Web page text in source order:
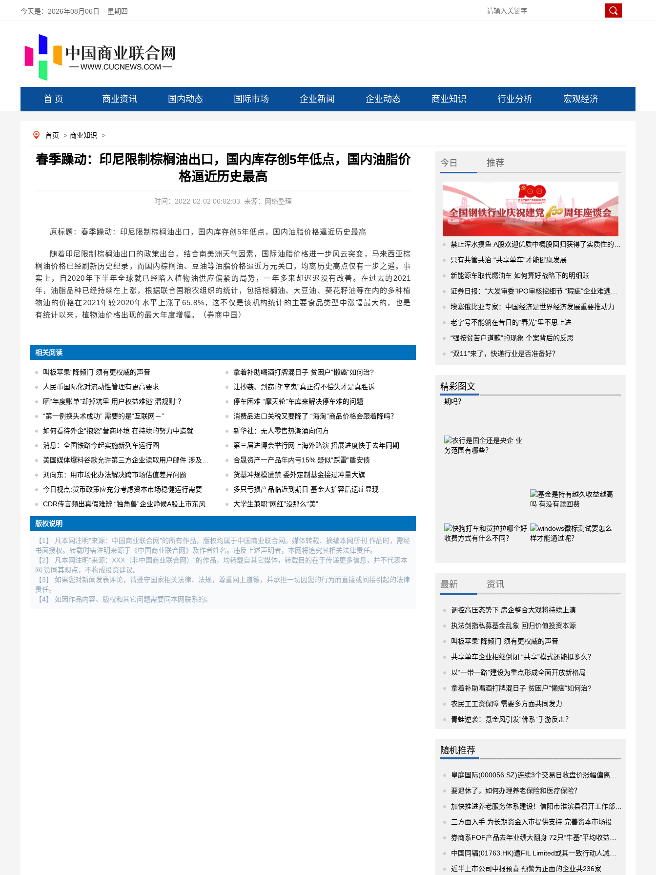
今天是： 2026年08月06日 星期四
首 页 商业资讯 国内动态 国际市场 企业新闻 企业动态 商业知识 行业分析 宏观经济
首页 > 商业知识 >
春季躁动：印尼限制棕榈油出口，国内库存创5年低点，国内油脂价
格逼近历史最高
时间：2022-02-02 06:02:03 来源：网络整理
原标题：春季躁动：印尼限制棕榈油出口，国内库存创5年低点，国内油脂价格逼近历史最高
随着印尼限制棕榈油出口的政策出台，结合南美洲天气因素，国际油脂价格进一步风云突变，马来西亚棕
榈油价格已经刷新历史纪录，而国内棕榈油、豆油等油脂价格逼近万元关口，均离历史高点仅有一步之遥。事
实上，自2020年下半年全球就已经陷入植物油供应偏紧的局势，一年多来却迟迟没有改善。在过去的2021
年，油脂品种已经持续在上涨，根据联合国粮农组织的统计，包括棕榈油、大豆油、葵花籽油等在内的多种植
物油的价格在2021年较2020年水平上涨了65.8%，这不仅是该机构统计的主要食品类型中涨幅最大的，也是
有统计以来，植物油价格出现的最大年度增幅。（券商中国）
相关阅读
叫板苹果“降频门”须有更权威的声音
拿着补助喝酒打牌混日子 贫困户"懒癌"如何治?
人民币国际化对流动性管理有更高要求
让抄袭、剽窃的“李鬼”真正得不偿失才是真胜诉
晒“年度账单”却掉坑里 用户权益难逃“潜规则”？
停车困难 “摩天轮”车库来解决停车难的问题
“第一例换头术成功” 需要的是“互联网－”
消费品进口关税又要降了 “海淘”商品价格会跟着降吗？
如何看待外企“抱怨”营商环境 在持续的努力中造就
新华社：无人零售热潮涌向何方
消息：全国铁路今起实施新列车运行图
第三届进博会举行网上海外路演 招展进度快于去年同期
美国媒体爆料谷歌允许第三方企业读取用户邮件 涉及用户数以百万计
合晟资产一产品年内亏15% 疑似“踩雷”盾安债
刘向东：用市场化办法解决跨市场估值差异问题
货基冲规模遭禁 委外定制基金接过冲量大旗
今日视点:货币政策应充分考虑资本市场稳健运行需要
多只亏损产品临近到期日 基金大扩容后遗症显现
CDR传言频出真假难辨 “独角兽”企业静候A股上市东风
大学生兼职“网红”没那么“美”
版权说明
【1】 凡本网注明"来源：中国商业联合网"的所有作品，版权均属于中国商业联合网。媒体转载、摘编本网所刊 作品时，需经
书面授权。转载时需注明来源于《中国商业联合网》及作者姓名。违反上述声明者，本网将追究其相关法律责任。
【2】 凡本网注明"来源：XXX（非中国商业联合网）"的作品，均转载自其它媒体，转载目的在于传递更多信息，并不代表本
网 赞同其观点，不构成投资建议。
【3】 如果您对新闻发表评论，请遵守国家相关法律、法规，尊重网上道德，并承担一切因您的行为而直接或间接引起的法律
责任。
【4】 如因作品内容、版权和其它问题需要同本网联系的。
今日 推荐
禁止浑水摸鱼 A股欢迎优质中概股回归获得了实质性的进展
只有共管共治 “共享单车”才能健康发展
新能源车取代燃油车 如何算好战略下的明细账
证券日报：“大发审委”IPO审核挖细节 “瑕疵”企业难逃法眼
埃塞俄比亚专家：中国经济是世界经济发展重要推动力
老字号不能躺在昔日的“春光”里不思上进
“强按贫苦户道歉”的现象 个案背后的反思
“双11”来了，快递行业是否准备好？
精彩图文
最新 资讯
调控高压态势下 房企整合大戏将持续上演
执法剑指私募基金乱象 回归价值投资本源
叫板苹果“降频门”须有更权威的声音
共享单车企业相继倒闭 “共享”模式还能挺多久？
以“一带一路”建设为重点形成全面开放新格局
拿着补助喝酒打牌混日子 贫困户"懒癌"如何治?
农民工工资保障 需要多方面共同发力
青蛙逆袭：氪金风引发“佛系”手游反击？
随机推荐
皇庭国际(000056.SZ)连续3个交易日收盘价涨幅偏离值累计超过20%
要退休了，如何办理养老保险和医疗保险？
加快推进养老服务体系建设！信阳市淮滨县召开工作部署会议
三方面入手 为长期资金入市提供支持 完善资本市场投资者结构
券商系FOF产品去年业绩大翻身 72只“牛基”平均收益率超过15%
中国同辐(01763.HK)遭FIL Limited或其一致行动人减持19.44万股 涉资约532.5万港元
近半上市公司中报预喜 预警为正面的企业共236家